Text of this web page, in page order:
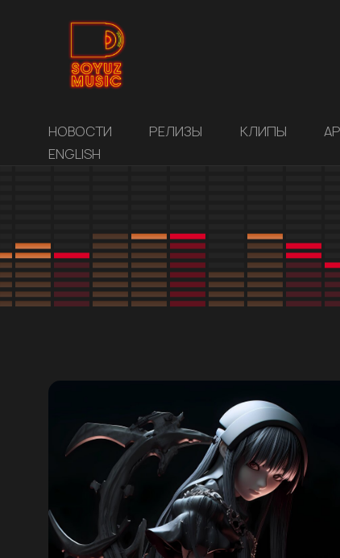
НОВОСТИ РЕЛИЗЫ КЛИПЫ
ENGLISH